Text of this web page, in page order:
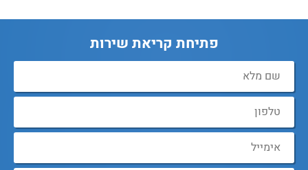
פתיחת קריאת שירות